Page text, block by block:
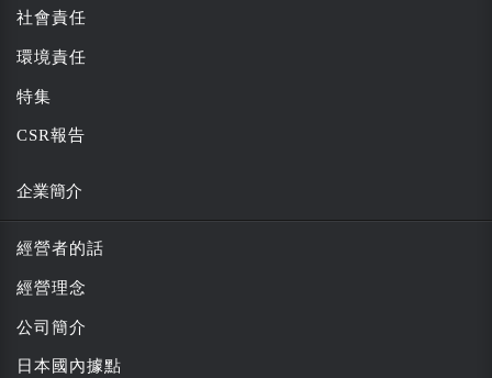
社會責任
環境責任
特集
CSR報告
企業簡介
經營者的話
經營理念
公司簡介
日本國內據點